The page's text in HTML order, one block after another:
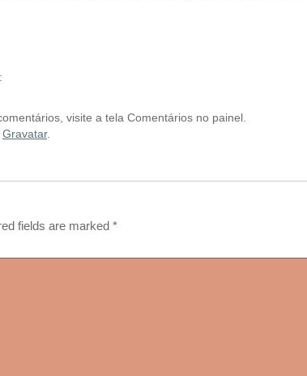
visite a tela Comentários no painel.
Gravatar.
fields are marked *